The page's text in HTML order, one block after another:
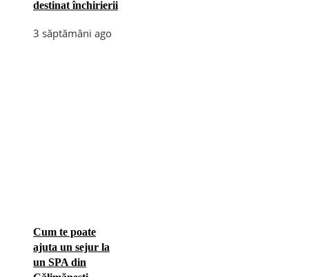
destinat închirierii
3 săptămâni ago
Cum te poate
ajuta un sejur la
un SPA din